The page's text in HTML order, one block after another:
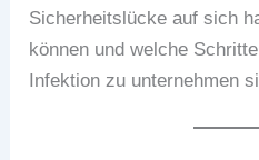
Sicherheitslücke auf sich
können und welche
Infektion zu unternehmen